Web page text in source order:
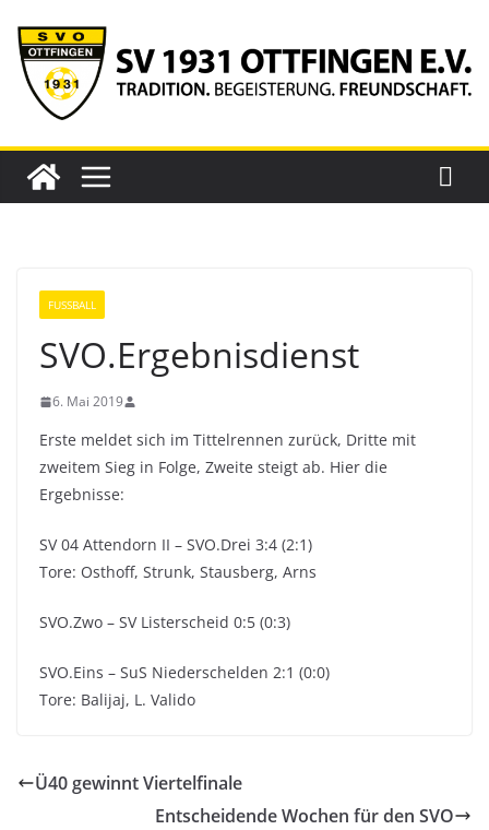
Inhalt
springen
FUSSBALL
SVO.Ergebnisdienst
6. Mai 2019
Erste meldet sich im Tittelrennen zurück, Dritte mit
zweitem Sieg in Folge, Zweite steigt ab. Hier die
Ergebnisse:
SV 04 Attendorn II – SVO.Drei 3:4 (2:1)
Tore: Osthoff, Strunk, Stausberg, Arns
SVO.Zwo – SV Listerscheid 0:5 (0:3)
SVO.Eins – SuS Niederschelden 2:1 (0:0)
Tore: Balijaj, L. Valido
Ü40 gewinnt Viertelfinale
Entscheidende Wochen für den SVO